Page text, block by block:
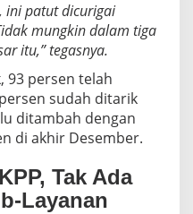
ini patut dicurigai
mungkin dalam tiga
itu,” tegasnya.
93 persen telah
sudah ditarik
ditambah dengan
di akhir Desember.
Tak Ada
Layanan